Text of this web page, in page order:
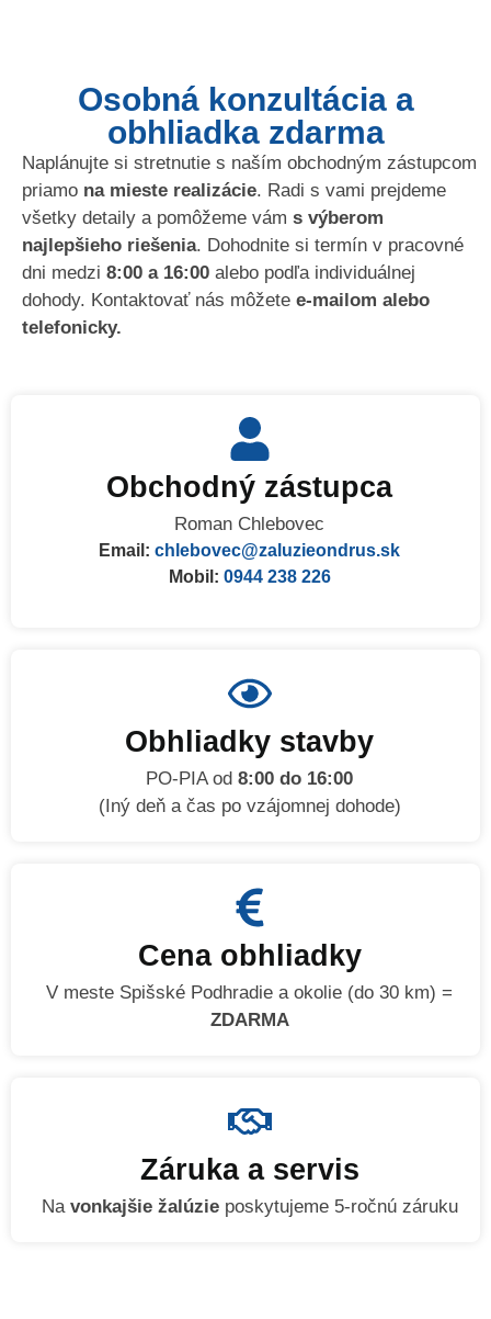
Osobná konzultácia a
obhliadka zdarma
Naplánujte si stretnutie s naším obchodným zástupcom
priamo na mieste realizácie. Radi s vami prejdeme
všetky detaily a pomôžeme vám s výberom
najlepšieho riešenia. Dohodnite si termín v pracovné
dni medzi 8:00 a 16:00 alebo podľa individuálnej
dohody. Kontaktovať nás môžete e-mailom alebo
telefonicky.
Obchodný zástupca
Roman Chlebovec
Email: chlebovec@zaluzieondrus.sk
Mobil: 0944 238 226
Obhliadky stavby
PO-PIA od 8:00 do 16:00
(Iný deň a čas po vzájomnej dohode)
Cena obhliadky
V meste Spišské Podhradie a okolie (do 30 km) =
ZDARMA
Záruka a servis
Na vonkajšie žalúzieposkytujeme 5-ročnú záruku